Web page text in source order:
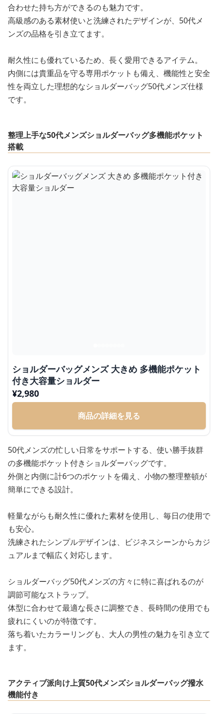
合わせた持ち方ができるのも魅力です。
高級感のある素材使いと洗練されたデザインが、50代メ
ンズの品格を引き立てます。
耐久性にも優れているため、長く愛用できるアイテム。
内側には貴重品を守る専用ポケットも備え、機能性と安全
性を両立した理想的なショルダーバッグ50代メンズ仕様
です。
整理上手な50代メンズショルダーバッグ多機能ポケット
搭載
ショルダーバッグメンズ 大きめ 多機能ポケット
付き大容量ショルダー
¥2,980
商品の詳細を見る
50代メンズの忙しい日常をサポートする、使い勝手抜群
の多機能ポケット付きショルダーバッグです。
外側と内側に計6つのポケットを備え、小物の整理整頓が
簡単にできる設計。
軽量ながらも耐久性に優れた素材を使用し、毎日の使用で
も安心。
洗練されたシンプルデザインは、ビジネスシーンからカジ
ュアルまで幅広く対応します。
ショルダーバッグ50代メンズの方々に特に喜ばれるのが
調節可能なストラップ。
体型に合わせて最適な長さに調整でき、長時間の使用でも
疲れにくいのが特徴です。
落ち着いたカラーリングも、大人の男性の魅力を引き立て
ます。
アクティブ派向け上質50代メンズショルダーバッグ撥水
機能付き